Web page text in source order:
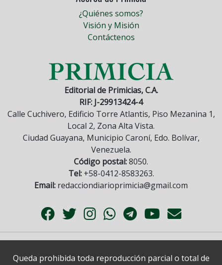
¿Quiénes somos?
Visión y Misión
Contáctenos
Editorial de Primicias, C.A.
RIF: J-29913424-4
Calle Cuchivero, Edificio Torre Atlantis, Piso Mezanina 1,
Local 2, Zona Alta Vista.
Ciudad Guayana, Municipio Caroní, Edo. Bolívar,
Venezuela.
Código postal:8050.
Tel:+58-0412-8583263.
Email: redacciondiarioprimicia@gmail.com
Queda prohibida toda reproducción parcial o total de